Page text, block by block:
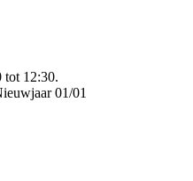
tot 12:30.
01/01